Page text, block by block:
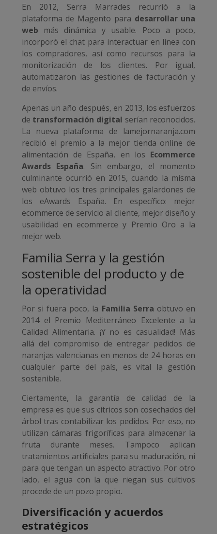
En 2012, Serra Marrades recurrió a la
plataforma de Magento para desarrollar una
web más dinámica y usable. Poco a poco,
incorporó el chat para interactuar en línea con
los compradores, así como recursos para la
monitorización de los clientes. Por igual,
automatizaron las gestiones de facturación y
de envíos.
Apenas un año después, en 2013, los esfuerzos
de transformación digital serían reconocidos.
La nueva plataforma de lamejornaranja.com
recibió el premio a la mejor tienda online de
alimentación de España, en los Ecommerce
Awards España. Sin embargo, el momento
culminante ocurrió en 2015, cuando la misma
web obtuvo los tres principales galardones de
los eAwards España. En específico: mejor
ecommerce de servicio al cliente, mejor diseño y
usabilidad en ecommerce y Premio Oro a la
mejor web.
Familia Serra y la gestión
sostenible del producto y de
la operatividad
Por si fuera poco, la Familia Serra obtuvo en
2014 el Premio Mediterráneo Excelente a la
Calidad Alimentaria. ¡Y no es casualidad! Más
allá del compromiso de entregar pedidos de
naranjas valencianas en menos de 24 horas en
cualquier parte del país, es vital la gestión
sostenible.
Ciertamente, la garantía de calidad de la
empresa es que sus cítricos son cosechados del
árbol tras contabilizar los pedidos. Por eso, no
utilizan cámaras frigoríficas para almacenar la
fruta durante meses. Tampoco aplican
tratamientos artificiales para su maduración, ni
para que tengan un aspecto atractivo. Por otro
lado, el agua con la que riegan sus cultivos
procede de un pozo propio.
Diversificación y acuerdos
estratégicos